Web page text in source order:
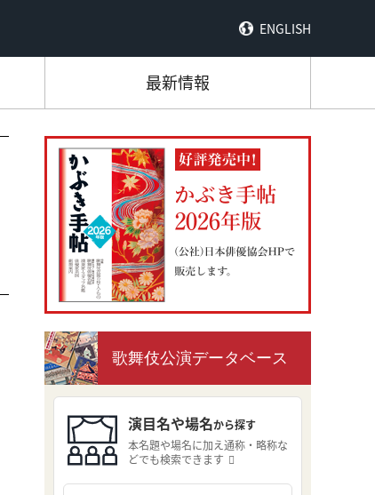
ENGLISH
最新情報
歌舞伎公演データベース
演目名や場名から探す
本名題や場名に加え通称・略称な
どでも検索できます